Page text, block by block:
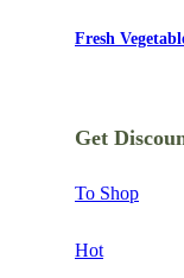
Fresh
Get
To Shop
Hot